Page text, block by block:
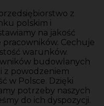
z
polskim i
na jakość
pracowników. Cechuje
warunków.
budowlanych
z powodzeniem
w Polsce. Dzięki
potrzeby naszych
do ich dyspozycji.